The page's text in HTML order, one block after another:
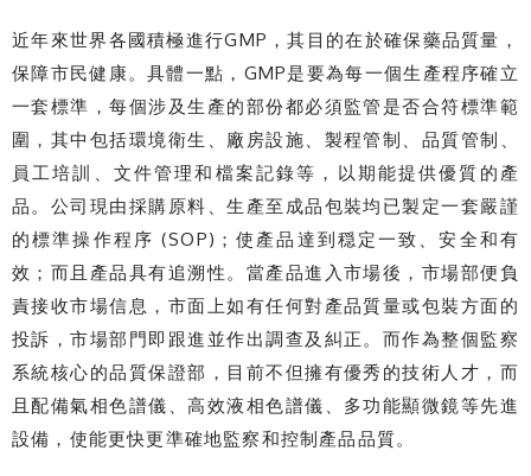
近年來世界各國積極進行GMP，其目的在於確保藥品質量，
保障市民健康。具體一點，GMP是要為每一個生產程序確立
一套標準，每個涉及生產的部份都必須監管是否合符標準範
圍，其中包括環境衛生、廠房設施、製程管制、品質管制、
員工培訓、文件管理和檔案記錄等，以期能提供優質的產
品。公司現由採購原料、生產至成品包裝均已製定一套嚴謹
的標準操作程序 (SOP)；使產品達到穏定一致、安全和有
效；而且產品具有追溯性。當產品進入市場後，市場部便負
責接收市場信息，市面上如有任何對產品質量或包裝方面的
投訴，市場部門即跟進並作出調查及糾正。而作為整個監察
系統核心的品質保證部，目前不但擁有優秀的技術人才，而
且配備氣相色譜儀、高效液相色譜儀、多功能顯微鏡等先進
設備，使能更快更準確地監察和控制產品品質。